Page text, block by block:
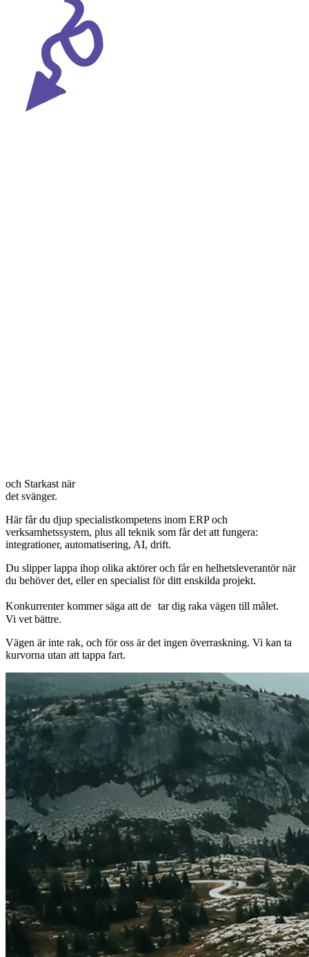
och Starkast när
det svänger.
Här får du djup specialistkompetens inom ERP och
verksamhetssystem, plus all teknik som får det att fungera:
integrationer, automatisering, AI, drift.
Du slipper lappa ihop olika aktörer och får en helhetsleverantör när
du behöver det, eller en specialist för ditt enskilda projekt.
Konkurrenter kommer säga att de tar dig raka vägen till målet.
Vi vet bättre.
Vägen är inte rak, och för oss är det ingen överraskning. Vi kan ta
kurvorna utan att tappa fart.